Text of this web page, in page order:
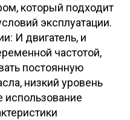
который подходит
эксплуатации.
И двигатель, и
частотой,
постоянную
низкий уровень